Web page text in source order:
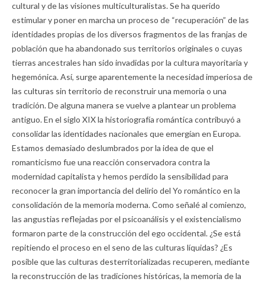
cultural y de las visiones multiculturalistas. Se ha querido
estimular y poner en marcha un proceso de “recuperación” de las
identidades propias de los diversos fragmentos de las franjas de
población que ha abandonado sus territorios originales o cuyas
tierras ancestrales han sido invadidas por la cultura mayoritaria y
hegemónica. Así, surge aparentemente la necesidad imperiosa de
las culturas sin territorio de reconstruir una memoria o una
tradición. De alguna manera se vuelve a plantear un problema
antiguo. En el siglo XIX la historiografía romántica contribuyó a
consolidar las identidades nacionales que emergían en Europa.
Estamos demasiado deslumbrados por la idea de que el
romanticismo fue una reacción conservadora contra la
modernidad capitalista y hemos perdido la sensibilidad para
reconocer la gran importancia del delirio del Yo romántico en la
consolidación de la memoria moderna. Como señalé al comienzo,
las angustias reflejadas por el psicoanálisis y el existencialismo
formaron parte de la construcción del ego occidental. ¿Se está
repitiendo el proceso en el seno de las culturas líquidas? ¿Es
posible que las culturas desterritorializadas recuperen, mediante
la reconstrucción de las tradiciones históricas, la memoria de la